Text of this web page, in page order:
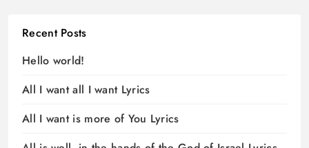
Recent Posts
Hello world!
All I want all I want Lyrics
All I want is more of You Lyrics